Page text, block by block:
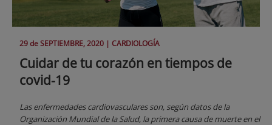
29 deSEPTIEMBRE, 2020 | CARDIOLOGÍA
Cuidar de tu corazón en tiempos de
covid-19
Las enfermedades cardiovasculares son, según datos de la
Organización Mundial de la Salud, la primera causa de muerte en el